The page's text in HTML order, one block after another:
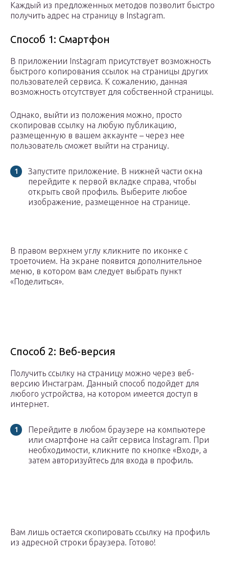
Каждый из предложенных методов позволит быстро
получить адрес на страницу в Instagram.
Способ 1: Смартфон
В приложении Instagram присутствует возможность
быстрого копирования ссылок на страницы других
пользователей сервиса. К сожалению, данная
возможность отсутствует для собственной страницы.
Однако, выйти из положения можно, просто
скопировав ссылку на любую публикацию,
размещенную в вашем аккаунте – через нее
пользователь сможет выйти на страницу.
Запустите приложение. В нижней части окна
перейдите к первой вкладке справа, чтобы
открыть свой профиль. Выберите любое
изображение, размещенное на странице.
В правом верхнем углу кликните по иконке с
троеточием. На экране появится дополнительное
меню, в котором вам следует выбрать пункт
«Поделиться».
Способ 2: Веб-версия
Получить ссылку на страницу можно через веб-
версию Инстаграм. Данный способ подойдет для
любого устройства, на котором имеется доступ в
интернет.
Перейдите в любом браузере на компьютере
или смартфоне на сайт сервиса Instagram. При
необходимости, кликните по кнопке «Вход», а
затем авторизуйтесь для входа в профиль.
Вам лишь остается скопировать ссылку на профиль
из адресной строки браузера. Готово!